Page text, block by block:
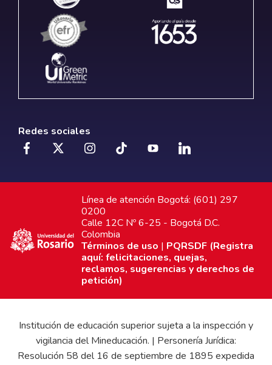
Redes sociales
Línea de atención Bogotá: (601) 297
0200
Calle 12C Nº 6-25 - Bogotá D.C.
Colombia
Términos de uso | PQRSDF (Registra
aquí: felicitaciones, quejas,
reclamos, sugerencias y derechos de
petición)
Institución de educación superior sujeta a la inspección y
vigilancia del Mineducación. | Personería Jurídica:
Resolución 58 del 16 de septiembre de 1895 expedida